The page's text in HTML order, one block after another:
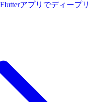
アプリでディープリ